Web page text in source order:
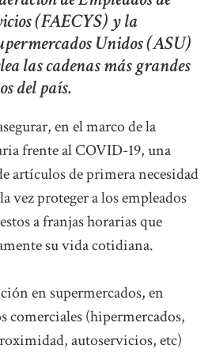
(FAECYS) y la
Unidos (ASU)
las cadenas más grandes
del país.
en el marco de la
frente al COVID-19, una
artículos de primera necesidad
vez proteger a los empleados
a franjas horarias que
su vida cotidiana.
en supermercados, en
comerciales (hipermercados,
autoservicios, etc)